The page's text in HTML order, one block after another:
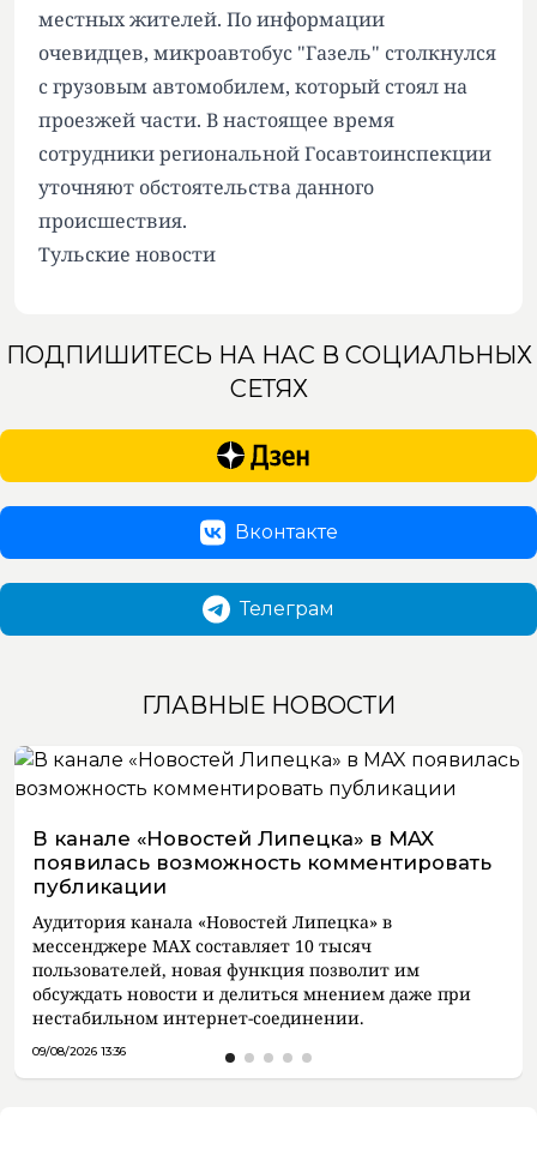
местных жителей. По информации
очевидцев, микроавтобус "Газель" столкнулся
с грузовым автомобилем, который стоял на
проезжей части. В настоящее время
сотрудники региональной Госавтоинспекции
уточняют обстоятельства данного
происшествия.
Тульские новости
ПОДПИШИТЕСЬ НА НАС В СОЦИАЛЬНЫХ
СЕТЯХ
Вконтакте
Телеграм
ГЛАВНЫЕ НОВОСТИ
В канале «Новостей Липецка» в MAX
появилась возможность комментировать
публикации
Аудитория канала «Новостей Липецка» в
мессенджере MAX составляет 10 тысяч
пользователей, новая функция позволит им
обсуждать новости и делиться мнением даже при
нестабильном интернет-соединении.
09/08/2026 13:36